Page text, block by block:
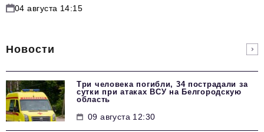
04 августа 14:15
Новости
Три человека погибли, 34 пострадали за
сутки при атаках ВСУ на Белгородскую
область
09 августа 12:30